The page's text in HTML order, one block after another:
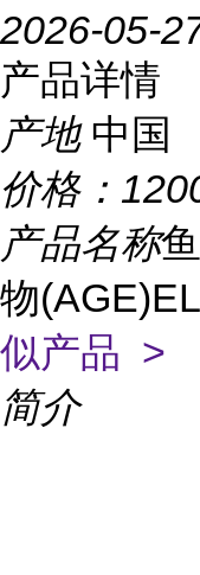
2026-05-
产品详情
产地 中国
价格：
产品名称
物
似产品 >
简介